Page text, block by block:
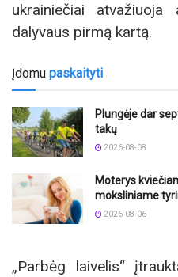
ukrainiečiai
dalyvaus pirmą kartą.
Įdomu paskaityti
Plungėje dar
takų
2026-08-08
Moterys
moksliniame
2026-08-06
„Parbėg laivelis“